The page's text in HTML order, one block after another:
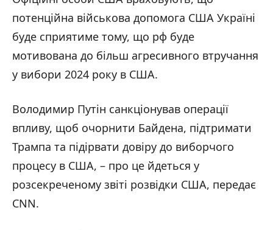
потенційна військова допомога США Україні
буде сприятиме тому, що рф буде
мотивована до більш агресивного втручання
у вибори 2024 року в США.
Володимир Путін санкціонував операції
впливу, щоб очорнити Байдена, підтримати
Трампа та підірвати довіру до виборчого
процесу в США, – про це йдеться у
розсекреченому звіті розвідки США, передає
CNN.